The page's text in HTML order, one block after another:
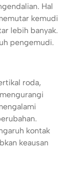
Hal
kemudi
lebih banyak.
pengemudi.
roda,
kontak
keausan